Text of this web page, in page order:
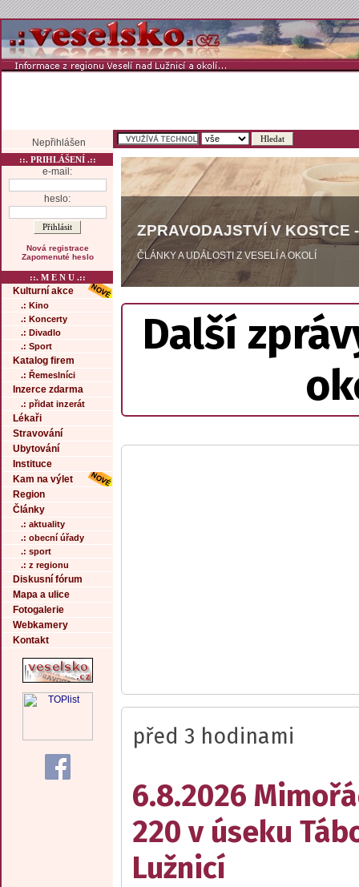
Nepřihlášen
::. PRIHLÁŠENÍ .::
e-mail:
heslo:
Nová registrace
Zapomenuté heslo
::. M E N U .::
Kulturní akce
.: Kino
.: Koncerty
.: Divadlo
.: Sport
Katalog firem
.: Řemeslníci
Inzerce zdarma
.: přidat inzerát
Lékaři
Stravování
Ubytování
Instituce
Kam na výlet
Region
Články
.: aktuality
.: obecní úřady
.: sport
.: z regionu
Diskusní fórum
Mapa a ulice
Fotogalerie
Webkamery
Kontakt
ZPRAVODAJSTVÍ V KOSTCE
ČLÁNKY A UDÁLOSTI Z VESELÍ A OKOLÍ
Další
před 3 hodinami
6.8.2026
220 v úseku
Lužnicí